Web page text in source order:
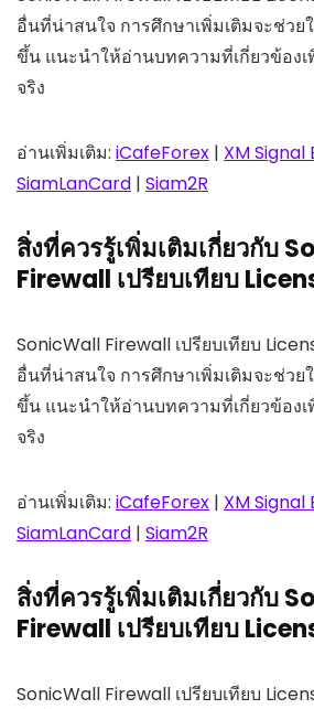
อื่นที่น่าสนใจ การศึกษาเพิ่มเติมจะช่วย
ขึ้น แนะนำให้อ่านบทความที่เกี่ยวข้อง
จริง
อ่านเพิ่มเติม: iCafeForex | XM Signal
SiamLanCard | Siam2R
สิ่งที่ควรรู้เพิ่มเติมเกี่ยวกับ
Firewall เปรียบเทียบ
SonicWall Firewall เปรียบเทียบ
อื่นที่น่าสนใจ การศึกษาเพิ่มเติมจะช่วย
ขึ้น แนะนำให้อ่านบทความที่เกี่ยวข้อง
จริง
อ่านเพิ่มเติม: iCafeForex | XM Signal
SiamLanCard | Siam2R
สิ่งที่ควรรู้เพิ่มเติมเกี่ยวกับ
Firewall เปรียบเทียบ
SonicWall Firewall เปรียบเทียบ